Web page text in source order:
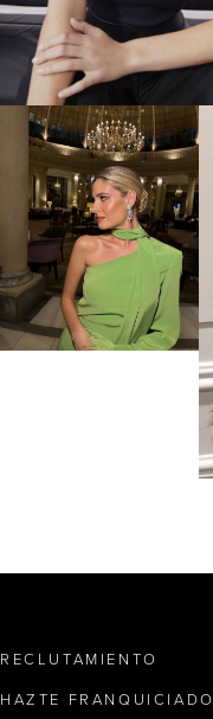
RECLUTAMIENTO
HAZTE FRANQUICIADO